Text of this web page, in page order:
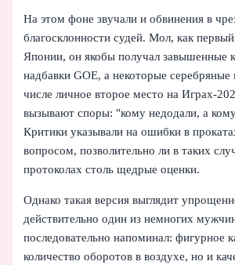
На этом фоне звучали и обвинения в
благосклонности судей. Мол, как
Японии, он якобы получал завышенные
надбавки GOE, а некоторые
числе личное второе место на
вызывают споры: "кому недодали, а
Критики указывали на ошибки в
вопросом, позволительно ли в таких
протоколах столь щедрые оценки.
Однако такая версия выглядит
действительно один из немногих
последовательно напоминал: фигурное
количество оборотов в воздухе, но и